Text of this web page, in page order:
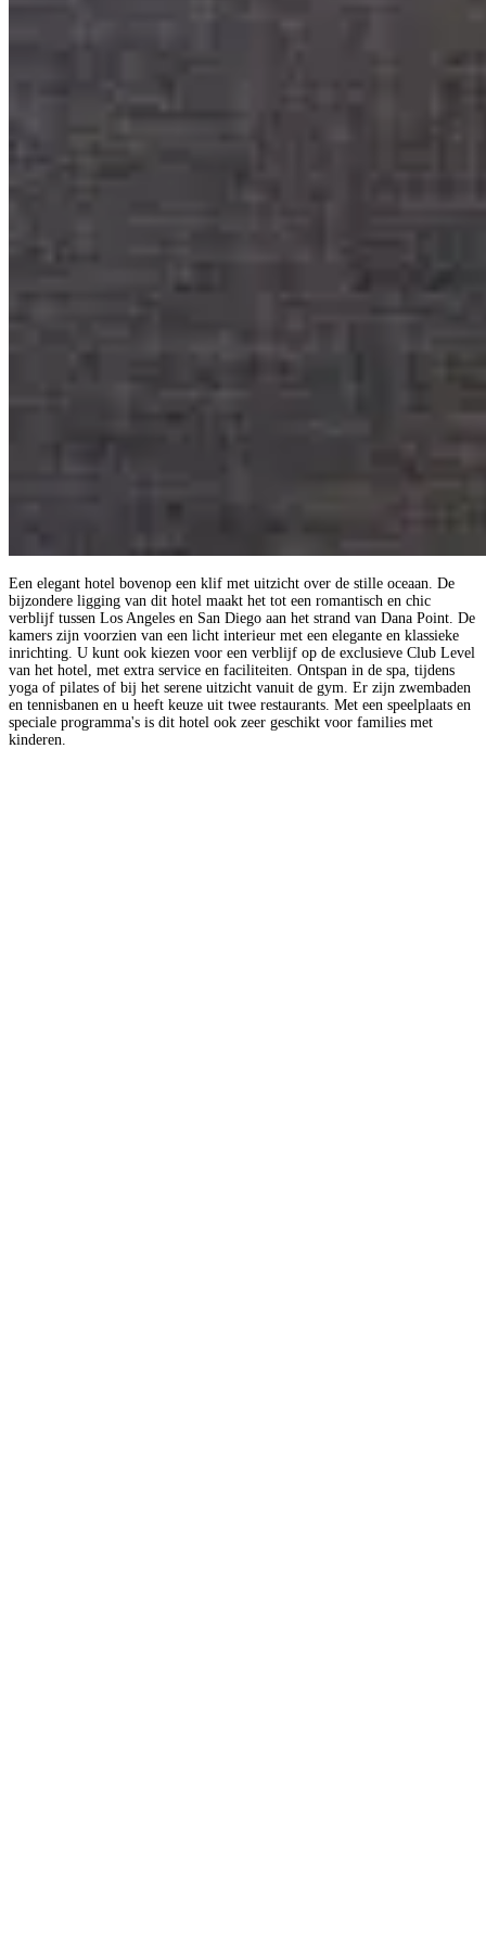
Een elegant hotel bovenop een klif met uitzicht over de stille oceaan. De
bijzondere ligging van dit hotel maakt het tot een romantisch en chic
verblijf tussen Los Angeles en San Diego aan het strand van Dana Point. De
kamers zijn voorzien van een licht interieur met een elegante en klassieke
inrichting. U kunt ook kiezen voor een verblijf op de exclusieve Club Level
van het hotel, met extra service en faciliteiten. Ontspan in de spa, tijdens
yoga of pilates of bij het serene uitzicht vanuit de gym. Er zijn zwembaden
en tennisbanen en u heeft keuze uit twee restaurants. Met een speelplaats en
speciale programma's is dit hotel ook zeer geschikt voor families met
kinderen.